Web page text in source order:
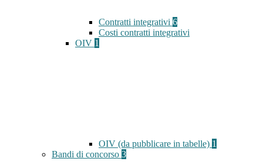
Contratti integrativi 6
Costi contratti integrativi
OIV 1
OIV (da pubblicare in tabelle) 1
Bandi di concorso 3